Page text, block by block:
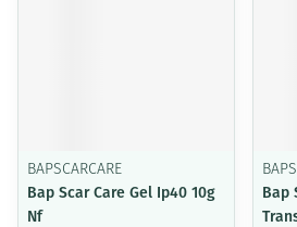
BAPSCARCARE
Bap Scar Care Gel Ip40 10g
Nf
Bap